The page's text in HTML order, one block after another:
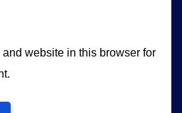
website in this browser for